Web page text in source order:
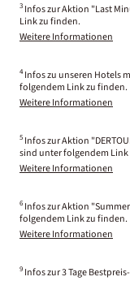
3 Infos zur Aktion "Last
Link zu finden.
Weitere Informationen
4 Infos zu unseren Hotels
folgendem Link zu finden.
Weitere Informationen
5 Infos zur Aktion
sind unter folgendem
Weitere Informationen
6 Infos zur Aktion
folgendem Link zu finden.
Weitere Informationen
9 Infos zur 3 Tage